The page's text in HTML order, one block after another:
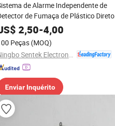
de Alarme Independente de
de Fumaça de Plástico Direto
Fábrica
2,50-4,00
Peças (MOQ)
Enviar Inquérito